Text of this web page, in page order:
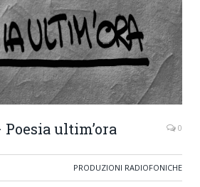
Poesia ultim’ora 0
PRODUZIONI RADIOFONICHE